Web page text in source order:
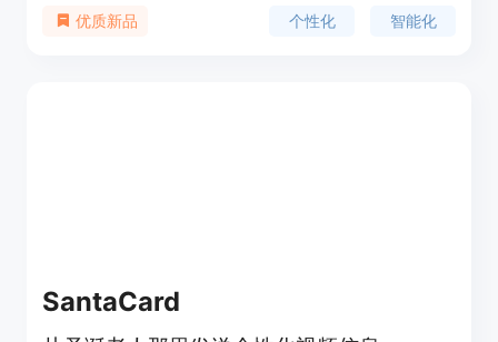
个人智能系统，为iPhone带来更深层次的个性化体验
优质新品 个性化 智能化
SantaCard